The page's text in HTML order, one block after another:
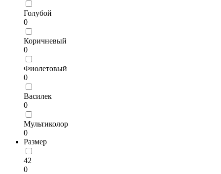
Голубой
0
Коричневый
0
Фиолетовый
0
Василек
0
Мультиколор
0
Размер
42
0